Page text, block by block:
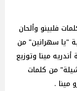
فلبينو وألحان
"يا سهرانين" من
مينا وتوزيع
من كلمات
مينا .